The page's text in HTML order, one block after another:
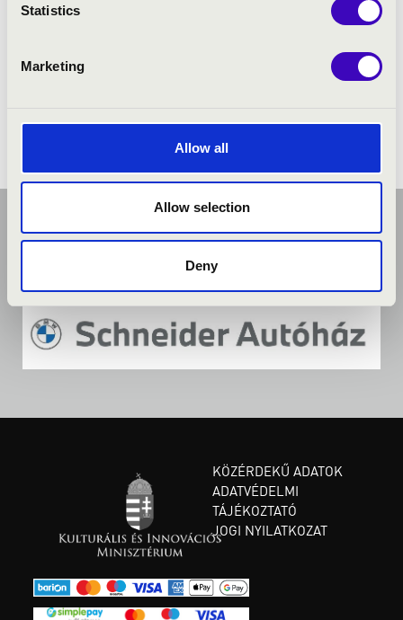
Statistics
Marketing
Allow all
Allow selection
Deny
KÖZÉRDEKŰ ADATOK
ADATVÉDELMI
TÁJÉKOZTATÓ
JOGI NYILATKOZAT